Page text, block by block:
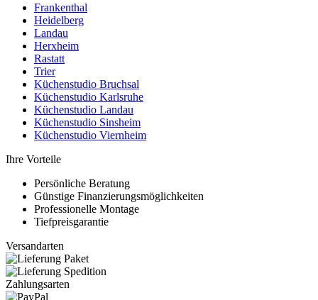
Frankenthal
Heidelberg
Landau
Herxheim
Rastatt
Trier
Küchenstudio Bruchsal
Küchenstudio Karlsruhe
Küchenstudio Landau
Küchenstudio Sinsheim
Küchenstudio Viernheim
Ihre Vorteile
Persönliche Beratung
Günstige Finanzierungsmöglichkeiten
Professionelle Montage
Tiefpreisgarantie
Versandarten
Zahlungsarten